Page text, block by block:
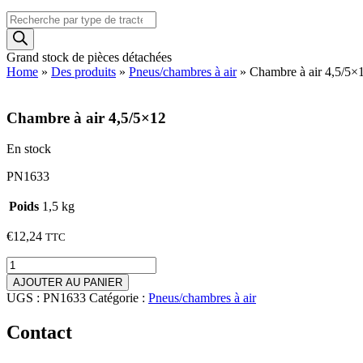
Recherche
de
produits
Grand stock de pièces détachées
Home » Des produits » Pneus/chambres à air» Chambre à air 4,5/
Chambre à air 4,5/5×12
En stock
PN1633
Poids 1,5 kg
€12,24 TTC
quantité
de
Chambre
à
4,5/5x12
AJOUTER AU PANIER
UGS : PN1633 Catégorie : Pneus/chambres à air
Contact